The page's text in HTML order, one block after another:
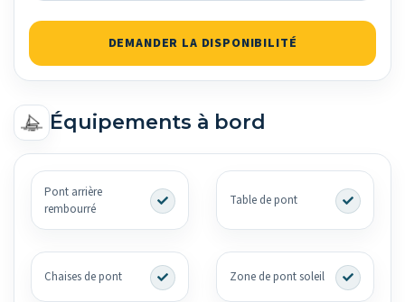
DEMANDER LA DISPONIBILITÉ
Équipements à bord
Pont arrière
rembourré
Table de pont
Chaises de pont Zone de pont soleil